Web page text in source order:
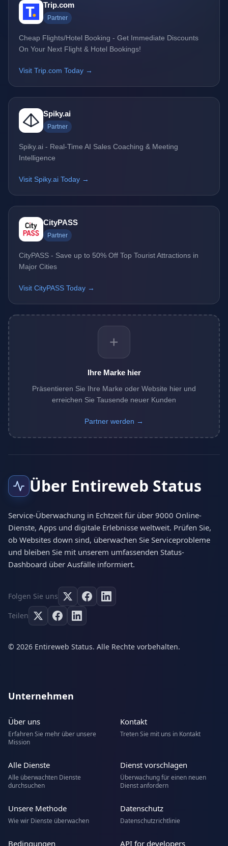
Trip.com
Partner
Cheap Flights/Hotel Booking - Get Immediate Discounts
On Your Next Flight & Hotel Bookings!
Visit Trip.com Today →
Spiky.ai
Partner
Spiky.ai - Real-Time AI Sales Coaching & Meeting
Intelligence
Visit Spiky.ai Today →
CityPASS
Partner
CityPASS - Save up to 50% Off Top Tourist Attractions in
Major Cities
Visit CityPASS Today →
+
Ihre Marke hier
Präsentieren Sie Ihre Marke oder Website hier und
erreichen Sie Tausende neuer Kunden
Partner werden →
Über Entireweb Status
Service-Überwachung in Echtzeit für über 9000 Online-
Dienste, Apps und digitale Erlebnisse weltweit. Prüfen Sie,
ob Websites down sind, überwachen Sie Serviceprobleme
und bleiben Sie mit unserem umfassenden Status-
Dashboard über Ausfälle informiert.
Folgen Sie uns
Teilen
© 2026 Entireweb Status. Alle Rechte vorbehalten.
Unternehmen
Über uns
Erfahren Sie mehr über unsere
Mission
Kontakt
Treten Sie mit uns in Kontakt
Alle Dienste
Alle überwachten Dienste
durchsuchen
Dienst vorschlagen
Überwachung für einen neuen
Dienst anfordern
Unsere Methode
Wie wir Dienste überwachen
Datenschutz
Datenschutzrichtlinie
Bedingungen API for developers